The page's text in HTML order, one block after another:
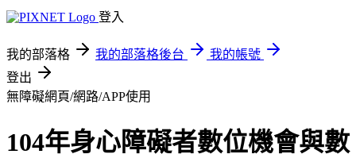
登入
我的部落格 我的部落格後台
我的帳號
登出
無障礙網頁/網路/APP使用
104年身心障礙者數位機會與數